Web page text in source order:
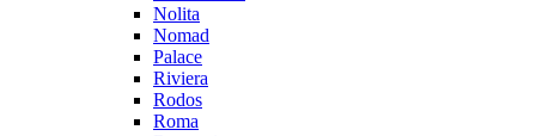
Nolita
Nomad
Palace
Riviera
Rodos
Roma